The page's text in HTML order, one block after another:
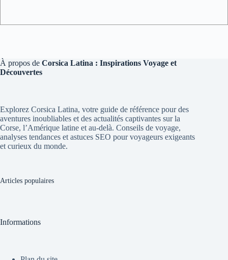
À propos de Corsica Latina : Inspirations Voyage et
Découvertes
Explorez Corsica Latina, votre guide de référence pour des
aventures inoubliables et des actualités captivantes sur la
Corse, l’Amérique latine et au-delà. Conseils de voyage,
analyses tendances et astuces SEO pour voyageurs exigeants
et curieux du monde.
Articles populaires
Informations